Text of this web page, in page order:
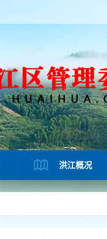
洪江概况